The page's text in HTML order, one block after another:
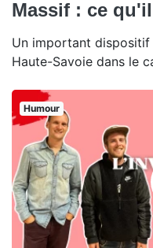
Massif : ce
Un important dispositif
Haute-Savoie dans le
Humour